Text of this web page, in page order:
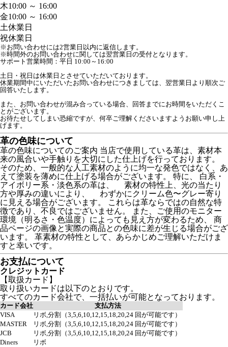
木10:00 ～ 16:00
金10:00 ～ 16:00
土休業日
祝休業日
※お問い合わせには2営業日以内に返信します。
※時間外のお問い合わせに関しては翌営業日の受付となります。
サポート営業時間：平日 10:00～16:00
土日・祝日は休業日とさせていただいております。
休業期間中にいただいたお問い合わせにつきましては、翌営業日より順次ご
回答いたします。
また、お問い合わせが混み合っている場合、回答までにお時間をいただくこ
とがございます。
お待たせしてしまい恐縮ですが、何卒ご理解くださいますようお願い申し上
げます。
革の色味について
革の色味についてのご案内 当店で使用している革は、素材本
来の風合いや手触りを大切にした仕上げを行っております。
そのため、一般的な人工素材のように均一な発色ではなく、あ
えて塗装を薄めに仕上げる場合がございます。 特に、 白系・
アイボリー系・淡色系の革は、 素材の特性上、光の当たり
方や厚みの違いにより、 わずかにクリーム色〜グレー寄り
に見える場合がございます。 これらは革ならではの自然な特
徴であり、不良ではございません。 また、ご使用のモニター
環境（明るさ・色温度）によっても見え方が変わるため、 商
品ページの画像と実際の商品との色味に差が生じる場合がござ
います。 革素材の特性として、あらかじめご理解いただけま
すと幸いです。
お支払について
クレジットカード
【取扱カード】
取り扱いカードは以下のとおりです。
すべてのカード会社で、一括払いが可能となっております。
カード会社
支払方法
VISA
リボ,分割（3,5,6,10,12,15,18,20,24 回が可能です）
MASTER
リボ,分割（3,5,6,10,12,15,18,20,24 回が可能です）
JCB
リボ,分割（3,5,6,10,12,15,18,20,24 回が可能です）
Diners
リボ